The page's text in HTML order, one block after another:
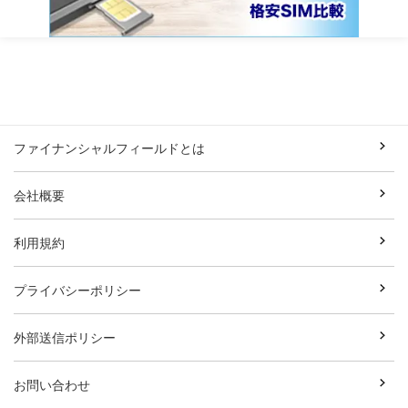
ファイナンシャルフィールドとは
会社概要
利用規約
プライバシーポリシー
外部送信ポリシー
お問い合わせ